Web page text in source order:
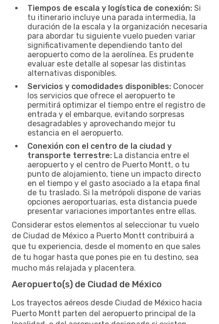
Tiempos de escala y logística de conexión: Si
tu itinerario incluye una parada intermedia, la
duración de la escala y la organización necesaria
para abordar tu siguiente vuelo pueden variar
significativamente dependiendo tanto del
aeropuerto como de la aerolínea. Es prudente
evaluar este detalle al sopesar las distintas
alternativas disponibles.
Servicios y comodidades disponibles: Conocer
los servicios que ofrece el aeropuerto te
permitirá optimizar el tiempo entre el registro de
entrada y el embarque, evitando sorpresas
desagradables y aprovechando mejor tu
estancia en el aeropuerto.
Conexión con el centro de la ciudad y
transporte terrestre: La distancia entre el
aeropuerto y el centro de Puerto Montt, o tu
punto de alojamiento, tiene un impacto directo
en el tiempo y el gasto asociado a la etapa final
de tu traslado. Si la metrópoli dispone de varias
opciones aeroportuarias, esta distancia puede
presentar variaciones importantes entre ellas.
Considerar estos elementos al seleccionar tu vuelo
de Ciudad de México a Puerto Montt contribuirá a
que tu experiencia, desde el momento en que sales
de tu hogar hasta que pones pie en tu destino, sea
mucho más relajada y placentera.
Aeropuerto(s) de Ciudad de México
Los trayectos aéreos desde Ciudad de México hacia
Puerto Montt parten del aeropuerto principal de la